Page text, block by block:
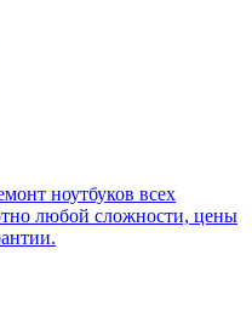
ноутбуков всех
любой сложности, цены